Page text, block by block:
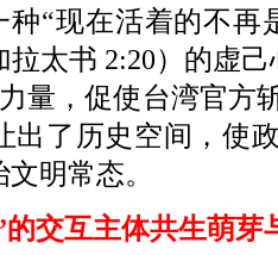
种“现在活着的不再
拉太书 2:20）的虚
量，促使台湾官方
出了历史空间，使
明常态。
的交互主体共生萌芽